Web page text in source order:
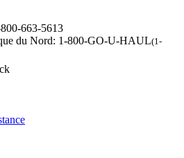
663-5613
du Nord: 1-800-GO-U-HAUL(1-